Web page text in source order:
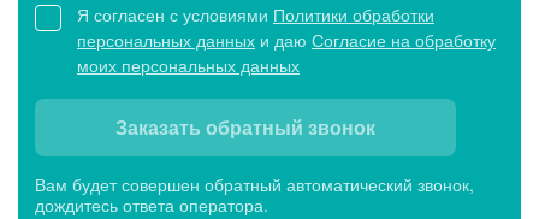
Я согласен с условиями Политики обработки
персональных данных и даю Согласие на обработку
моих персональных данных
Заказать обратный звонок
Вам будет совершен обратный автоматический звонок,
дождитесь ответа оператора.